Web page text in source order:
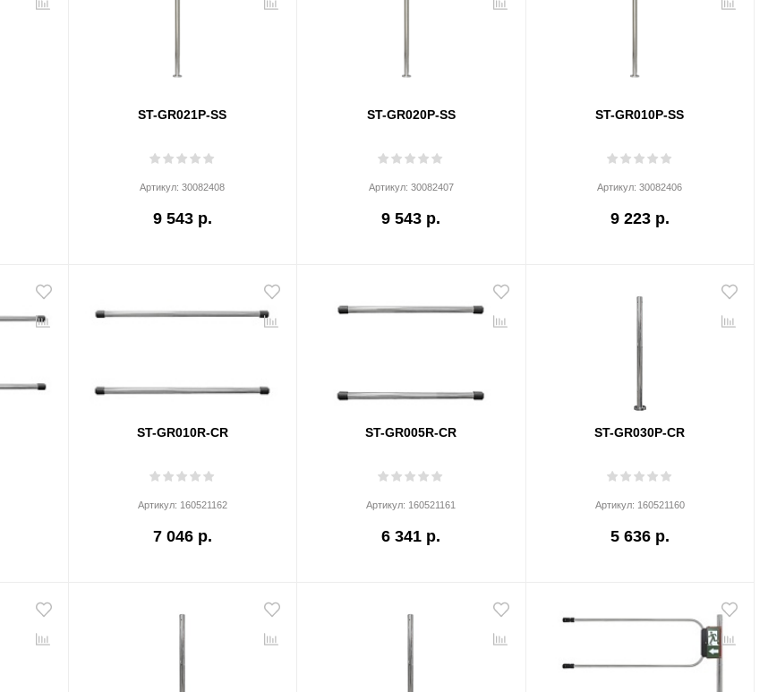
ST-GR021P-SS
Артикул:30082408
9 543 р.
ST-GR020P-SS
Артикул: 30082407
9 543 р.
ST-GR010P-SS
Артикул:30082406
9 223 р.
ST-GR010R-CR
Артикул: 160521162
7 046 р.
ST-GR005R-CR
Артикул: 160521161
6 341 р.
ST-GR030P-CR
Артикул: 160521160
5 636 р.